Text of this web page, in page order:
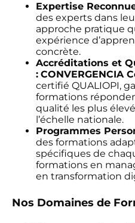
Expertise
des experts dans
approche pratique
expérience
concrète.
Accréditations et
: CONVERGENCIA
certifié QUALIOPI,
formations
qualité les plus
l’échelle nationale.
Programmes
des formations
spécifiques de
formations en
en transformation
Nos Domaines de